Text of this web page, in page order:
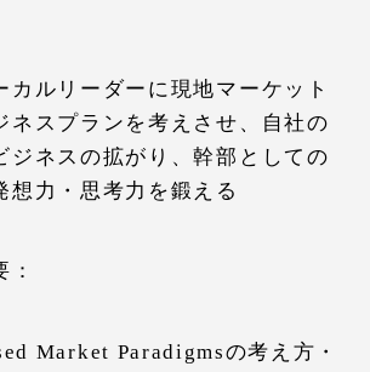
カルリーダーに現地マーケット
ネスプランを考えさせ、自社の
ジネスの拡がり、幹部としての
想力・思考力を鍛える
Market Paradigmsの考え方・